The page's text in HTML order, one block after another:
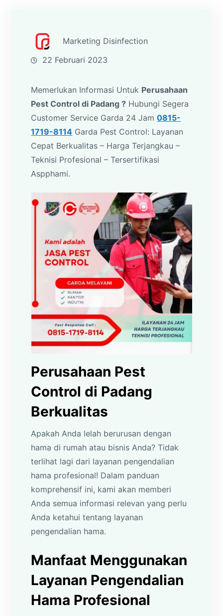
Marketing Disinfection
22 Februari 2023
Memerlukan Informasi Untuk Perusahaan
Pest Control di Padang ? Hubungi Segera
Customer Service Garda 24 Jam0815-
1719-8114 Garda Pest Control: Layanan
Cepat Berkualitas – Harga Terjangkau –
Teknisi Profesional – Tersertifikasi
Aspphami.
Perusahaan Pest
Control di Padang
Berkualitas
Apakah Anda lelah berurusan dengan
hama di rumah atau bisnis Anda? Tidak
terlihat lagi dari layanan pengendalian
hama profesional! Dalam panduan
komprehensif ini, kami akan memberi
Anda semua informasi relevan yang perlu
Anda ketahui tentang layanan
pengendalian hama.
Manfaat Menggunakan
Layanan Pengendalian
Hama Profesional